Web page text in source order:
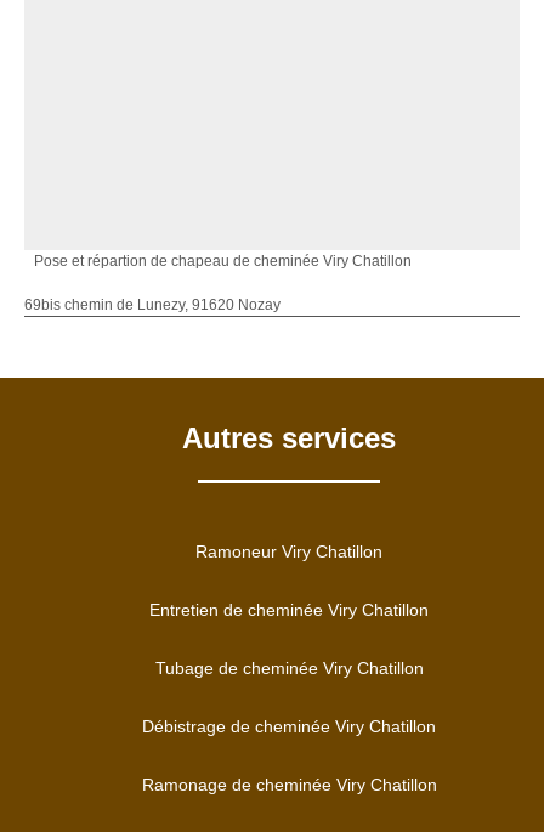
Pose et répartion de chapeau de cheminée Viry Chatillon
69bis chemin de Lunezy, 91620 Nozay
Autres services
Ramoneur Viry Chatillon
Entretien de cheminée Viry Chatillon
Tubage de cheminée Viry Chatillon
Débistrage de cheminée Viry Chatillon
Ramonage de cheminée Viry Chatillon